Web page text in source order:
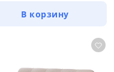
В корзину